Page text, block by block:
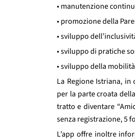
• manutenzione
• promozione della
• sviluppo
• sviluppo di pratiche
• sviluppo della
La Regione Istriana,
per la parte croata
tratto e diventare
senza registrazione, 5
L’app offre inoltre